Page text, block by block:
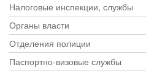
Налоговые инспекции, службы
Органы власти
Отделения полиции
Паспортно-визовые службы